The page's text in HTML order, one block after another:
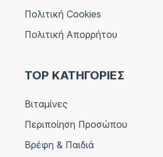
Πολιτική Cookies
Πολιτική Απορρήτου
TOP ΚΑΤΗΓΟΡΙΕΣ
Βιταμίνες
Περιποίηση Προσώπου
Βρέφη & Παιδιά